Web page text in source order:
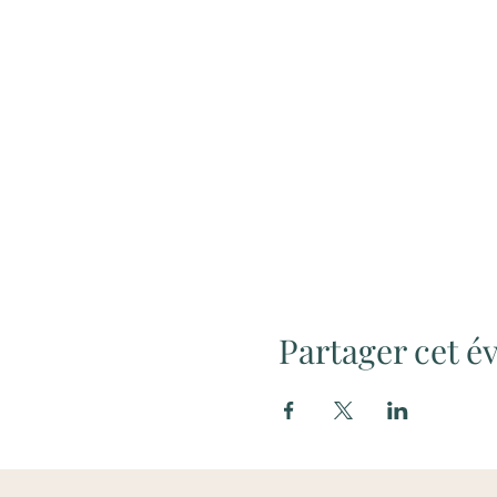
Partager cet